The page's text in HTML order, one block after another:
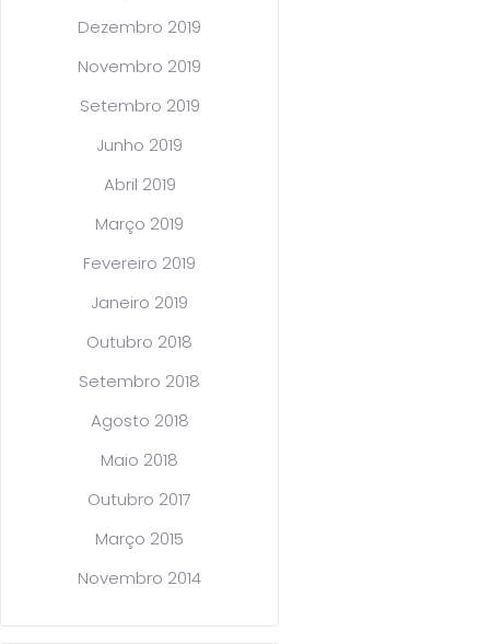
Dezembro 2019
Novembro 2019
Setembro 2019
Junho 2019
Abril 2019
Março 2019
Fevereiro 2019
Janeiro 2019
Outubro 2018
Setembro 2018
Agosto 2018
Maio 2018
Outubro 2017
Março 2015
Novembro 2014